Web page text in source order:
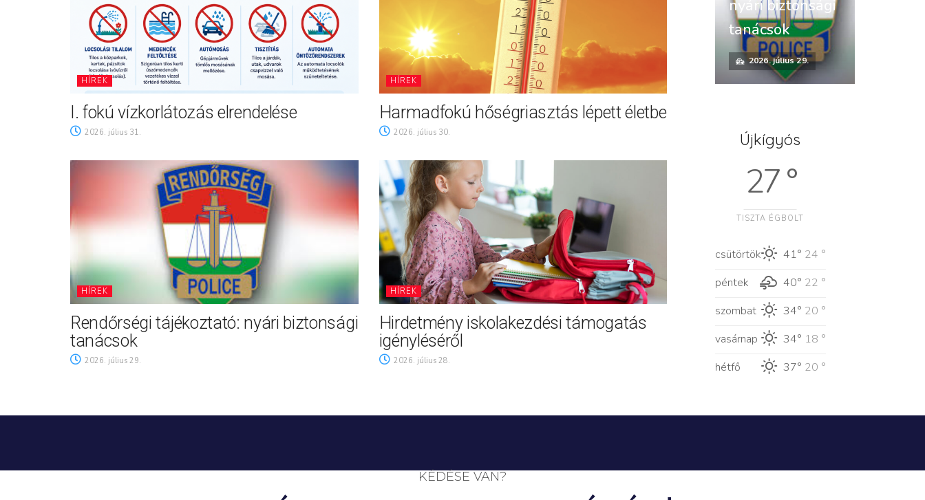
HÍREK
I. fokú vízkorlátozás elrendelése
2026. július 31.
HÍREK
Harmadfokú hőségriasztás lépett életbe
2026. július 30.
HÍREK
Rendőrségi tájékoztató: nyári biztonsági
tanácsok
2026. július 29.
HÍREK
Hirdetmény iskolakezdési támogatás
igényléséről
2026. július 28.
nyári biztonsági
tanácsok
2026. július 29.
Újkígyós
27 °
TISZTA ÉGBOLT
csütörtök 41° 24 °
péntek
40° 22 °
szombat
34° 20 °
vasárnap
34° 18 °
hétfő
37° 20 °
KÉDÉSE VAN?